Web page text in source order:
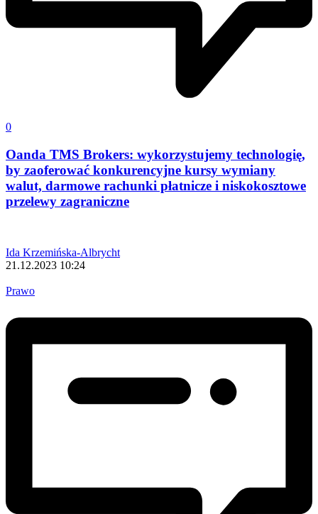
0
Oanda TMS Brokers: wykorzystujemy technologię,
by zaoferować konkurencyjne kursy wymiany
walut, darmowe rachunki płatnicze i niskokosztowe
przelewy zagraniczne
Ida Krzemińska-Albrycht
21.12.2023 10:24
Prawo